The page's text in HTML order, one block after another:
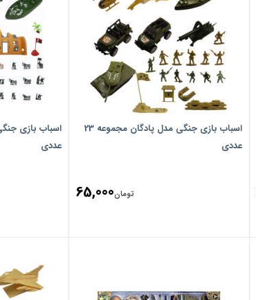
اسباب بازی جنگی مدل پادگان مجموعه 23
عددی
تومان65,000
عددی